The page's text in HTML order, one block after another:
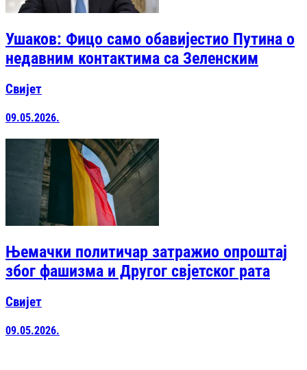
Ушаков: Фицо само обавијестио Путина о
недавним контактима са Зеленским
Свијет
09.05.2026.
Њемачки политичар затражио опроштај
због фашизма и Другог свјетског рата
Свијет
09.05.2026.